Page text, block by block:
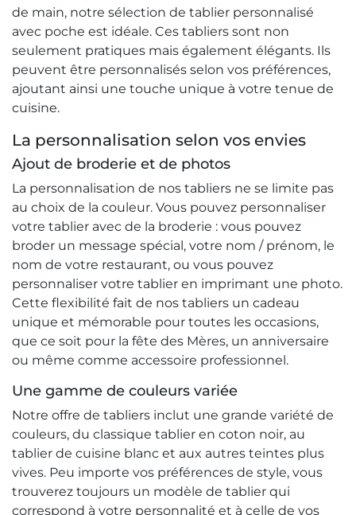
de main, notre sélection de tablier personnalisé
avec poche est idéale. Ces tabliers sont non
seulement pratiques mais également élégants. Ils
peuvent être personnalisés selon vos préférences,
ajoutant ainsi une touche unique à votre tenue de
cuisine.
La personnalisation selon vos envies
Ajout de broderie et de photos
La personnalisation de nos tabliers ne se limite pas
au choix de la couleur. Vous pouvez personnaliser
votre tablier avec de la broderie : vous pouvez
broder un message spécial, votre nom / prénom, le
nom de votre restaurant, ou vous pouvez
personnaliser votre tablier en imprimant une photo.
Cette flexibilité fait de nos tabliers un cadeau
unique et mémorable pour toutes les occasions,
que ce soit pour la fête des Mères, un anniversaire
ou même comme accessoire professionnel.
Une gamme de couleurs variée
Notre offre de tabliers inclut une grande variété de
couleurs, du classique tablier en coton noir, au
tablier de cuisine blanc et aux autres teintes plus
vives. Peu importe vos préférences de style, vous
trouverez toujours un modèle de tablier qui
correspond à votre personnalité et à celle de vos